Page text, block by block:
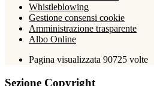
Whistleblowing
Gestione consensi cookie
Amministrazione trasparente
Albo Online
Pagina visualizzata 90725 volte
Sezione Copyright